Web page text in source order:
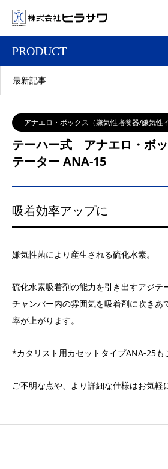
PRODUCT
最新記事
アナエロ・ボックス（嫌気性培養器/嫌気性
テーハー式 アナエロ・ボ
テーター ANA-15
吸着効率アップに
嫌気性菌により産生される硫化水素。
硫化水素吸着剤の能力を引き出すアジテ
チャンバー内の雰囲気を吸着剤に吹きあ
率が上がります。
*カタリスト用カセットタイプANA-25も
ご不明な点や、より詳細な仕様はお気軽